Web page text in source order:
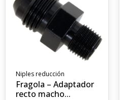
Niples reducción
Fragola – Adaptador
recto macho...